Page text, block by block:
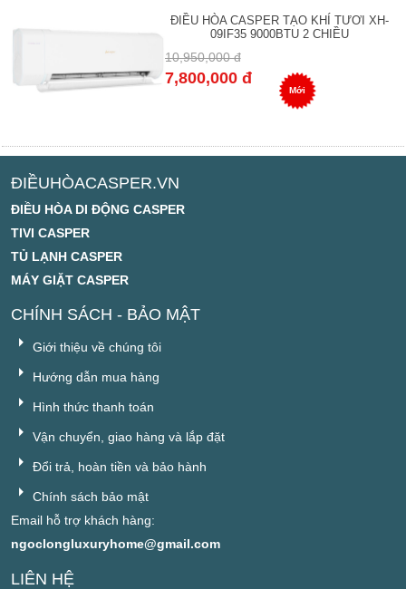
ĐIỀU HÒA CASPER TẠO KHÍ TƯƠI XH-
09IF35 9000BTU 2 CHIỀU
10,950,000 đ
7,800,000 đ
Mới
ĐIỀUHÒACASPER.VN
ĐIỀU HÒA DI ĐỘNG CASPER
TIVI CASPER
TỦ LẠNH CASPER
MÁY GIẶT CASPER
CHÍNH SÁCH - BẢO MẬT
Giới thiệu về chúng tôi
Hướng dẫn mua hàng
Hình thức thanh toán
Vận chuyển, giao hàng và lắp đặt
Đổi trả, hoàn tiền và bảo hành
Chính sách bảo mật
Email hỗ trợ khách hàng:
ngoclongluxuryhome@gmail.com
LIÊN HỆ